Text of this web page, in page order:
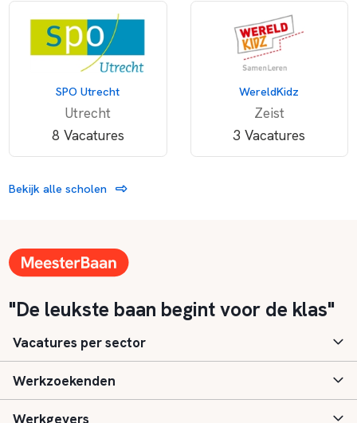
SPO Utrecht
Utrecht
8 Vacatures
WereldKidz
Zeist
3 Vacatures
Bekijk alle scholen
"De leukste baan begint voor de klas"
Vacatures per sector
Basisonderwijs
Speciaal (basis) onderwijs
Werkzoekenden
Aanmelden
Werkgevers